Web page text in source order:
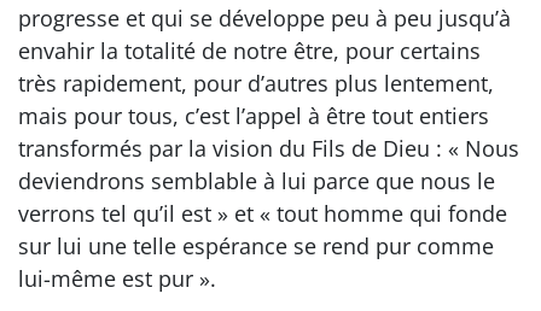
progresse et qui se développe peu à peu jusqu’à
envahir la totalité de notre être, pour certains
très rapidement, pour d’autres plus lentement,
mais pour tous, c’est l’appel à être tout entiers
transformés par la vision du Fils de Dieu : « Nous
deviendrons semblable à lui parce que nous le
verrons tel qu’il est » et « tout homme qui fonde
sur lui une telle espérance se rend pur comme
lui-même est pur ».